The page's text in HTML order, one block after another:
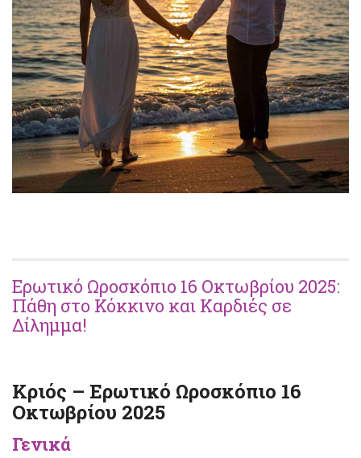
Ερωτικό Ωροσκόπιο 16 Οκτωβρίου 2025:
Πάθη στο Κόκκινο και Καρδιές σε
Δίλημμα!
Κριός – Ερωτικό Ωροσκόπιο 16
Οκτωβρίου 2025
Γενικά